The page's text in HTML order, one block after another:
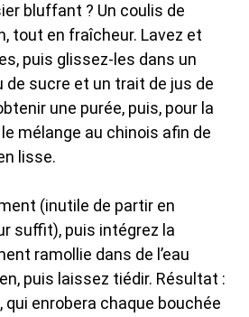
bluffant ? Un coulis de
tout en fraîcheur. Lavez et
puis glissez-les dans un
de sucre et un trait de jus de
une purée, puis, pour la
mélange au chinois afin de
lisse.
(inutile de partir en
suffit), puis intégrez la
ramollie dans de l’eau
puis laissez tiédir. Résultat :
enrobera chaque bouchée